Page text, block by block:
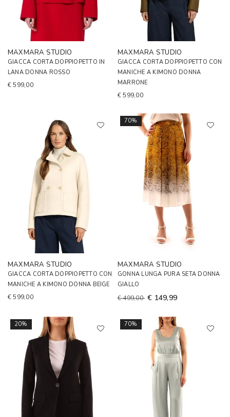
MAXMARA STUDIO
GIACCA CORTA DOPPIOPETTO IN
LANA DONNA ROSSO
€ 599,00
MAXMARA STUDIO
GIACCA CORTA DOPPIOPETTO CON
MANICHE A KIMONO DONNA
MARRONE
€ 599,00
MAXMARA STUDIO
GIACCA CORTA DOPPIOPETTO CON
MANICHE A KIMONO DONNA BEIGE
€ 599,00
70%
MAXMARA STUDIO
GONNA LUNGA PURA SETA DONNA
GIALLO
€ 499,00 € 149,99
20% 70%